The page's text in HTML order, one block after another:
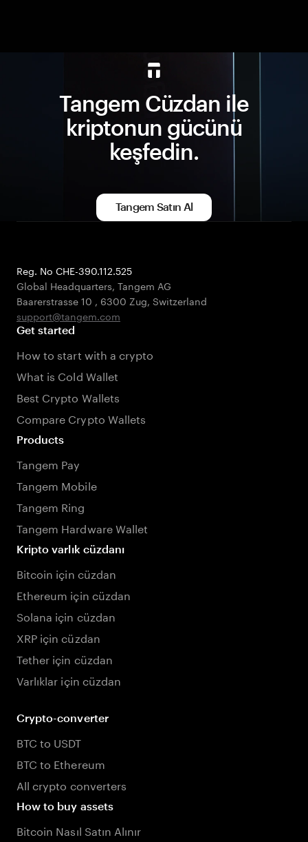
Tangem Cüzdan ile
kriptonun gücünü
keşfedin.
Tangem Satın Al
Reg. No CHE-390.112.525
Global Headquarters, Tangem AG
Baarerstrasse 10 , 6300 Zug, Switzerland
support@tangem.com
Get started
How to start with a crypto
What is Cold Wallet
Best Crypto Wallets
Compare Crypto Wallets
Products
Tangem Pay
Tangem Mobile
Tangem Ring
Tangem Hardware Wallet
Kripto varlık cüzdanı
Bitcoin için cüzdan
Ethereum için cüzdan
Solana için cüzdan
XRP için cüzdan
Tether için cüzdan
Varlıklar için cüzdan
Crypto-converter
BTC to USDT
BTC to Ethereum
All crypto converters
How to buy assets
Bitcoin Nasıl Satın Alınır